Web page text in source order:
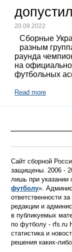
20.09.2022
Сборные
разным
раунда
на
футбольных
Read more
Сайт сборной
защищены. 2006 -
лишь при указании
футболу».
ответственности
редакции и
в публикуемых
по футболу - rfs.ru
статистика и
решения каких-